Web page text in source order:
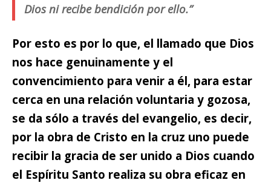
Dios ni recibe bendición por ello.”
Por esto es por lo que, el llamado que Dios
nos hace genuinamente y el
convencimiento para venir a él, para estar
cerca en una relación voluntaria y gozosa,
se da sólo a través del evangelio, es decir,
por la obra de Cristo en la cruz uno puede
recibir la gracia de ser unido a Dios cuando
el Espíritu Santo realiza su obra eficaz en